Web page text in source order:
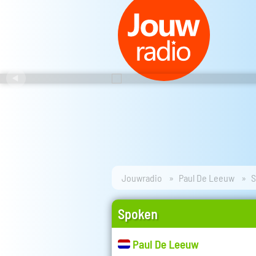
Jouwradio Paul De Leeuw
Spoken
Paul De Leeuw